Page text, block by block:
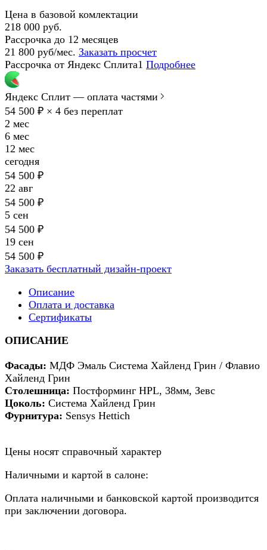
Цена в базовой комлектации
218 000 руб.
Рассрочка до 12 месяцев
21 800 руб/мес. Заказать просчет
Рассрочка от Яндекс Сплита1 Подробнее
Яндекс Сплит — оплата частями
54 500 ₽ × 4 без переплат
2 мес
6 мес
12 мес
сегодня
54 500 ₽
22 авг
54 500 ₽
5 сен
54 500 ₽
19 сен
54 500 ₽
Заказать бесплатный дизайн-проект
Описание
Оплата и доставка
Сертификаты
ОПИСАНИЕ
Фасады: МДФ Эмаль Система Хайленд Грин / Флавио
Хайленд Грин
Столешница: Постформинг HPL, 38мм, Зевс
Цоколь: Система Хайленд Грин
Фурнитура: Sensys Hettich
Цены носят справочный характер
Наличными и картой в салоне:
Оплата наличными и банковской картой производится
при заключении договора.